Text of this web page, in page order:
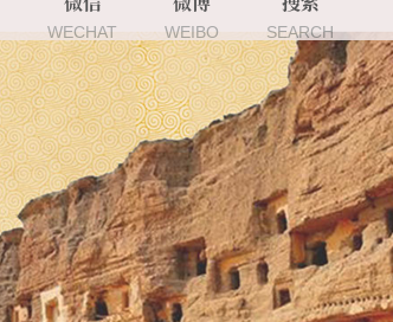
WECHAT WEIBO SEARCH